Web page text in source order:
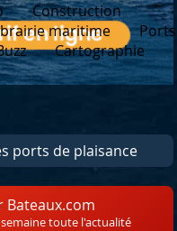
Construction
maritime
Ports
Cartographie
ports de plaisance
Bateaux.com
semaine toute l'actualité